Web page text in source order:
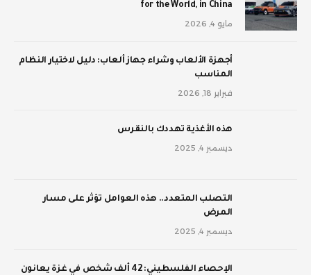
for the World, in China
مايو 4, 2026
أجهزة الألعاب وشراء جهاز ألعاب: دليل لاختيار النظام
المناسب
فبراير 18, 2026
‫هذه الأغذية تهددك بالنقرس
ديسمبر 4, 2025
‫التصلب المتعدد.. هذه العوامل تؤثر على مسار
المرض
ديسمبر 4, 2025
الإحصاء الفلسطيني: 42 ألف شخص في غزة يعانون